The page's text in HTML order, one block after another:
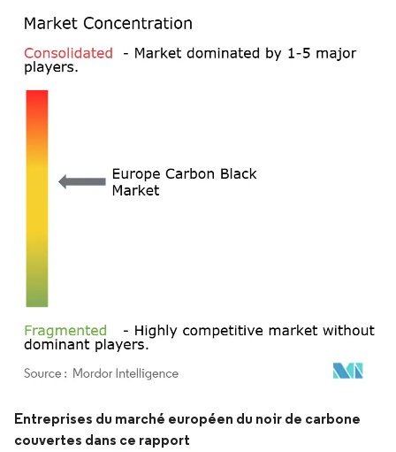
Image © Mordor Intelligence. La réutilisation nécessite une attribution sous CC BY
Entreprises du marché européen du noir de carbone
couvertes dans ce rapport